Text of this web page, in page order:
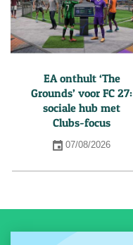
EA onthult ‘The
Grounds’ voor FC 27:
sociale hub met
Clubs-focus
07/08/2026